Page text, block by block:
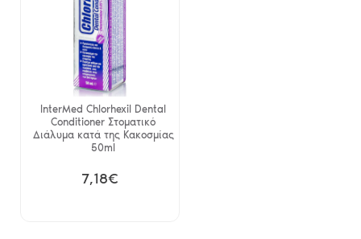
InterMed Chlorhexil Dental
Conditioner Στοματικό
Διάλυμα κατά της Κακοσμίας
50ml
7,18€